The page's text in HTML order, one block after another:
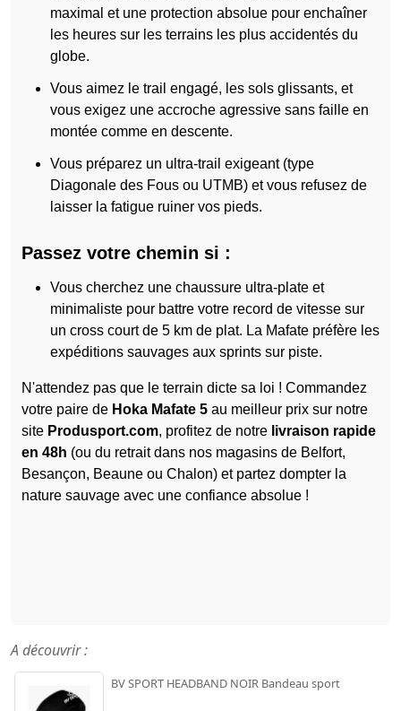
maximal et une protection absolue pour enchaîner
les heures sur les terrains les plus accidentés du
globe.
Vous aimez le trail engagé, les sols glissants, et
vous exigez une accroche agressive sans faille en
montée comme en descente.
Vous préparez un ultra-trail exigeant (type
Diagonale des Fous ou UTMB) et vous refusez de
laisser la fatigue ruiner vos pieds.
Passez votre chemin si :
Vous cherchez une chaussure ultra-plate et
minimaliste pour battre votre record de vitesse sur
un cross court de 5 km de plat. La Mafate préfère les
expéditions sauvages aux sprints sur piste.
N'attendez pas que le terrain dicte sa loi ! Commandez
votre paire de Hoka Mafate 5 au meilleur prix sur notre
site Produsport.com, profitez de notre livraison rapide
en 48h (ou du retrait dans nos magasins de Belfort,
Besançon, Beaune ou Chalon) et partez dompter la
nature sauvage avec une confiance absolue !
A découvrir :
BV SPORT HEADBAND NOIR Bandeau sport